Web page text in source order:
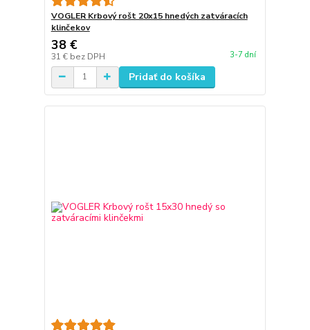
VOGLER Krbový rošt 20x15 hnedých zatváracích
klinčekov
38 €
31 € bez DPH 3-7 dní
Pridať do košíka